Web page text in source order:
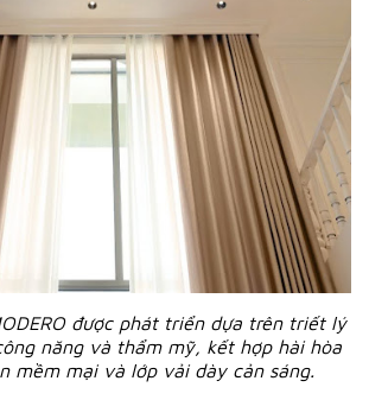
được phát triển dựa trên triết lý
năng và thẩm mỹ, kết hợp hài hòa
mềm mại và lớp vải dày cản sáng.